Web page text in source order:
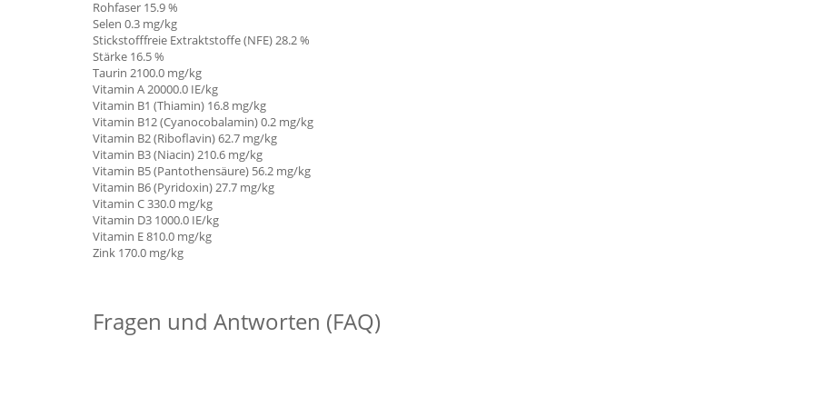
Rohfaser 15.9 %
Selen 0.3 mg/kg
Stickstofffreie Extraktstoffe (NFE) 28.2 %
Stärke 16.5 %
Taurin 2100.0 mg/kg
Vitamin A20000.0 IE/kg
Vitamin B1 (Thiamin) 16.8 mg/kg
Vitamin B12 (Cyanocobalamin) 0.2 mg/kg
Vitamin B2 (Riboflavin) 62.7 mg/kg
Vitamin B3 (Niacin) 210.6 mg/kg
Vitamin B5 (Pantothensäure) 56.2 mg/kg
Vitamin B6 (Pyridoxin) 27.7 mg/kg
Vitamin C330.0 mg/kg
Vitamin D3 1000.0 IE/kg
Vitamin E 810.0 mg/kg
Zink 170.0 mg/kg
Fragen und Antworten (FAQ)